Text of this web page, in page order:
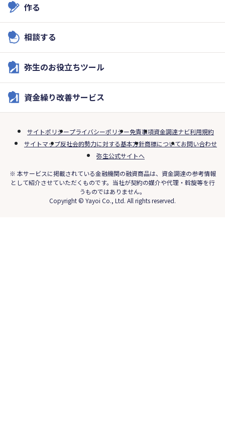
作る
相談する
弥生のお役立ちツール
資金繰り改善サービス
サイトポリシープライバシーポリシー免責事項資金調達ナビ利用規約
サイトマップ反社会的勢力に対する基本方針商標についてお問い合わせ
弥生公式サイトへ
※ 本サービスに掲載されている金融機関の融資商品は、資金調達の参考情報
として紹介させていただくものです。当社が契約の媒介や代理・斡旋等を行
うものではありません。
Copyright © Yayoi Co., Ltd. All rights reserved.